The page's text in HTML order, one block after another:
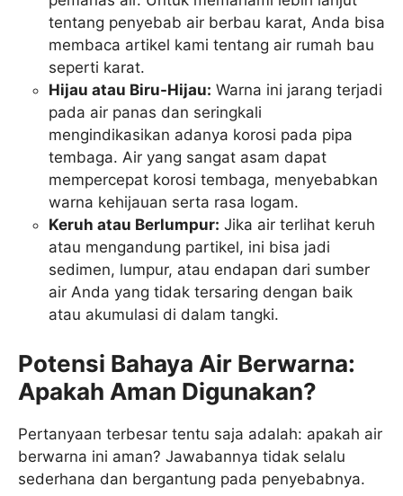
tentang penyebab air berbau karat, Anda bisa
membaca artikel kami tentang air rumah bau
seperti karat.
Hijau atau Biru-Hijau: Warna ini jarang terjadi
pada air panas dan seringkali
mengindikasikan adanya korosi pada pipa
tembaga. Air yang sangat asam dapat
mempercepat korosi tembaga, menyebabkan
warna kehijauan serta rasa logam.
Keruh atau Berlumpur: Jika air terlihat keruh
atau mengandung partikel, ini bisa jadi
sedimen, lumpur, atau endapan dari sumber
air Anda yang tidak tersaring dengan baik
atau akumulasi di dalam tangki.
Potensi Bahaya Air Berwarna:
Apakah Aman Digunakan?
Pertanyaan terbesar tentu saja adalah: apakah air
berwarna ini aman? Jawabannya tidak selalu
sederhana dan bergantung pada penyebabnya.